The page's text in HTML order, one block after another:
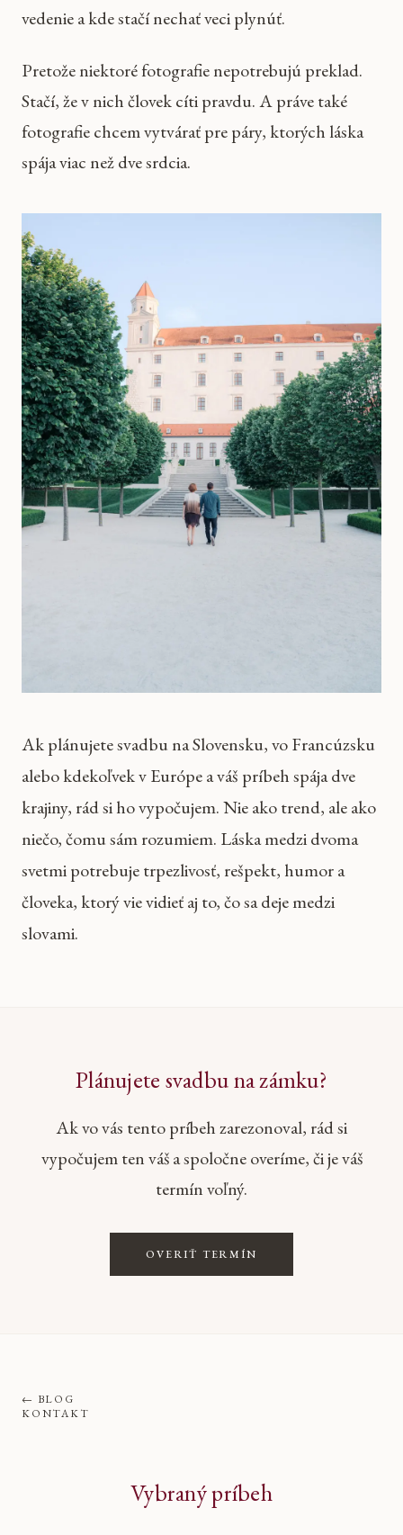
vedenie a kde stačí nechať veci plynúť.
Pretože niektoré fotografie nepotrebujú preklad.
Stačí, že v nich človek cíti pravdu. A práve také
fotografie chcem vytvárať pre páry, ktorých láska
spája viac než dve srdcia.
Ak plánujete svadbu na Slovensku, vo Francúzsku
alebo kdekoľvek v Európe a váš príbeh spája dve
krajiny, rád si ho vypočujem. Nie ako trend, ale ako
niečo, čomu sám rozumiem. Láska medzi dvoma
svetmi potrebuje trpezlivosť, rešpekt, humor a
človeka, ktorý vie vidieť aj to, čo sa deje medzi
slovami.
Plánujete svadbu na zámku?
Ak vo vás tento príbeh zarezonoval, rád si
vypočujem ten váš a spoločne overíme, či je váš
termín voľný.
OVERIŤ TERMÍN
← BLOG
KONTAKT
Vybraný príbeh